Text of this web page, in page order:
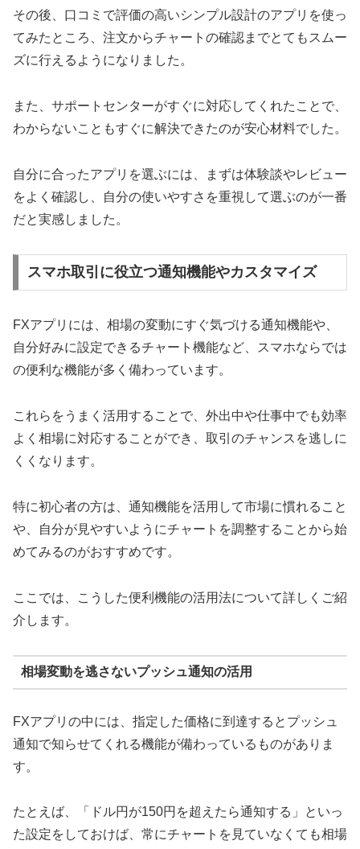
その後、口コミで評価の高いシンプル設計のアプリを使っ
てみたところ、注文からチャートの確認までとてもスムー
ズに行えるようになりました。
また、サポートセンターがすぐに対応してくれたことで、
わからないこともすぐに解決できたのが安心材料でした。
自分に合ったアプリを選ぶには、まずは体験談やレビュー
をよく確認し、自分の使いやすさを重視して選ぶのが一番
だと実感しました。
スマホ取引に役立つ通知機能やカスタマイズ
FXアプリには、相場の変動にすぐ気づける通知機能や、
自分好みに設定できるチャート機能など、スマホならでは
の便利な機能が多く備わっています。
これらをうまく活用することで、外出中や仕事中でも効率
よく相場に対応することができ、取引のチャンスを逃しに
くくなります。
特に初心者の方は、通知機能を活用して市場に慣れること
や、自分が見やすいようにチャートを調整することから始
めてみるのがおすすめです。
ここでは、こうした便利機能の活用法について詳しくご紹
介します。
相場変動を逃さないプッシュ通知の活用
FXアプリの中には、指定した価格に到達するとプッシュ
通知で知らせてくれる機能が備わっているものがありま
す。
たとえば、「ドル円が150円を超えたら通知する」といっ
た設定をしておけば、常にチャートを見ていなくても相場